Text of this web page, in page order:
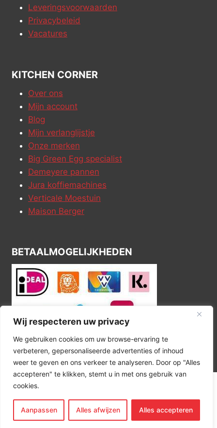
Wij respecteren uw privacy
We gebruiken cookies om uw browse-ervaring te
verbeteren, gepersonaliseerde advertenties of inhoud
weer te geven en ons verkeer te analyseren. Door op "Alles
accepteren" te klikken, stemt u in met ons gebruik van
cookies.
Aanpassen Alles afwijzen Alles accepteren
Leveringsvoorwaarden
Privacybeleid
Vacatures
KITCHEN CORNER
Over ons
Mijn account
Blog
Mijn verlanglijstje
Onze merken
Big Green Egg specialist
Demeyere pannen
Jura koffiemachines
Verticale Moestuin
Maison Berger
BETAALMOGELIJKHEDEN
© 2026 Kitchen Corner